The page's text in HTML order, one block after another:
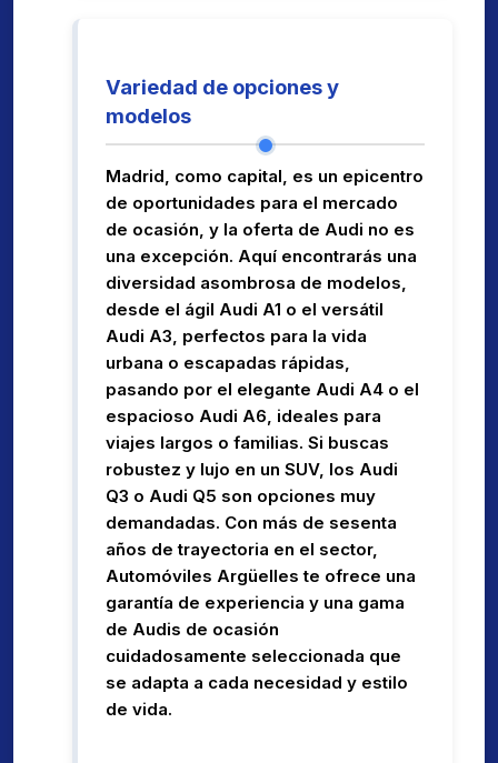
Variedad de opciones y
modelos
Madrid, como capital, es un epicentro
de oportunidades para el mercado
de ocasión, y la oferta de Audi no es
una excepción. Aquí encontrarás una
diversidad asombrosa de modelos,
desde el ágil Audi A1 o el versátil
Audi A3, perfectos para la vida
urbana o escapadas rápidas,
pasando por el elegante Audi A4 o el
espacioso Audi A6, ideales para
viajes largos o familias. Si buscas
robustez y lujo en un SUV, los Audi
Q3 o Audi Q5 son opciones muy
demandadas. Con más de sesenta
años de trayectoria en el sector,
Automóviles Argüelles te ofrece una
garantía de experiencia y una gama
de Audis de ocasión
cuidadosamente seleccionada que
se adapta a cada necesidad y estilo
de vida.